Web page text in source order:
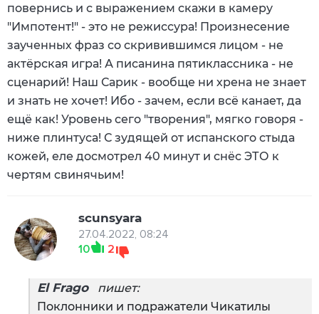
повернись и с выражением скажи в камеру
"Импотент!" - это не режиссура! Произнесение
заученных фраз со скривившимся лицом - не
актёрская игра! А писанина пятиклассника - не
сценарий! Наш Сарик - вообще ни хрена не знает
и знать не хочет! Ибо - зачем, если всё канает, да
ещё как! Уровень сего "творения", мягко говоря -
ниже плинтуса! С зудящей от испанского стыда
кожей, еле досмотрел 40 минут и снёс ЭТО к
чертям свинячьим!
scunsyara
27.04.2022, 08:24
10
2
El Frago
пишет:
Поклонники и подражатели Чикатилы